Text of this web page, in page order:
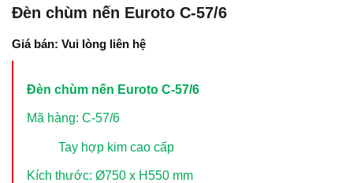
Đèn chùm nến Euroto C-57/6
Giá bán: Vui lòng liên hệ
Đèn chùm nến Euroto C-57/6
Mã hàng: C-57/6
Tay hợp kim cao cấp
Kích thước: Ø750 x H550 mm